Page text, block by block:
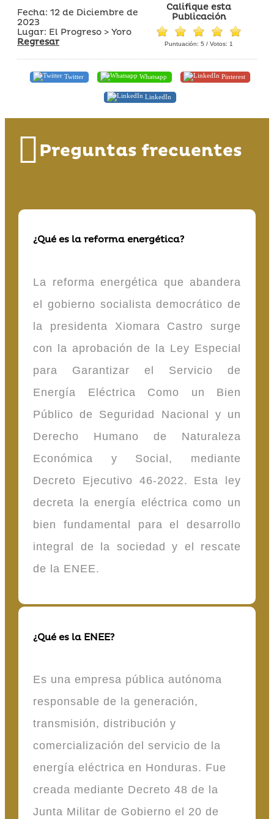
Fecha: 12 de Diciembre de
2023
Lugar: El Progreso > Yoro
Regresar
Califique esta
Publicación
Puntuación: 5 / Votos: 1
Twitter Whatsapp Pinterest
LinkedIn
Preguntas frecuentes
¿Qué es la reforma energética?
La reforma energética que abandera
el gobierno socialista democrático de
la presidenta Xiomara Castro surge
con la aprobación de la Ley Especial
para Garantizar el Servicio de
Energía Eléctrica Como un Bien
Público de Seguridad Nacional y un
Derecho Humano de Naturaleza
Económica y Social, mediante
Decreto Ejecutivo 46-2022. Esta ley
decreta la energía eléctrica como un
bien fundamental para el desarrollo
integral de la sociedad y el rescate
de la ENEE.
¿Qué es la ENEE?
Es una empresa pública autónoma
responsable de la generación,
transmisión, distribución y
comercialización del servicio de la
energía eléctrica en Honduras. Fue
creada mediante Decreto 48 de la
Junta Militar de Gobierno el 20 de